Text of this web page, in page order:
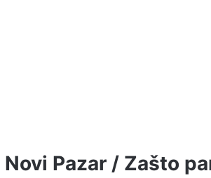
Novi Pazar / Zašto